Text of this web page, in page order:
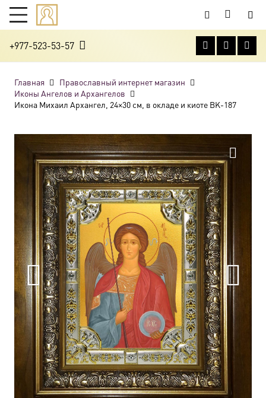
+977-523-53-57
Главная
Православный интернет магазин
Иконы Ангелов и Архангелов
Икона Михаил Архангел, 24×30 см, в окладе и киоте BK-187